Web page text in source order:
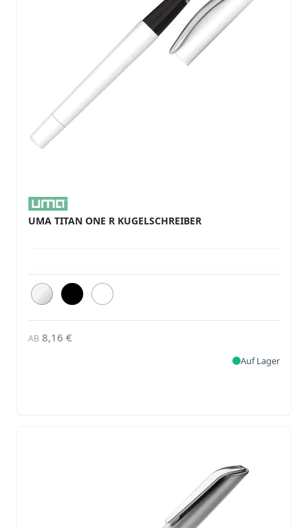
UMA TITAN ONE R KUGELSCHREIBER
AB 8,16 €
Auf Lager